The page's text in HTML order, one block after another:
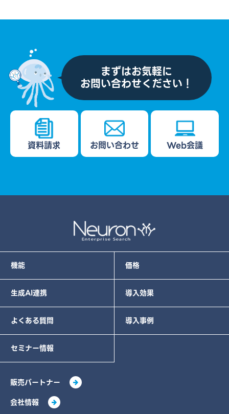
まずはお気軽に
お問い合わせください！
資料請求 お問い合わせ Web会議
機能 価格
生成AI連携 導入効果
よくある質問 導入事例
セミナー情報
販売パートナー
会社情報